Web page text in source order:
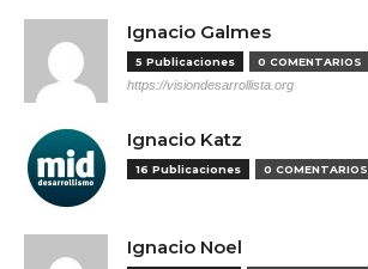
Ignacio Galmes
5 Publicaciones 0 COMENTARIOS
https://visiondesarrollista.org
Ignacio Katz
16 Publicaciones 0 COMENTARIOS
Ignacio Noel